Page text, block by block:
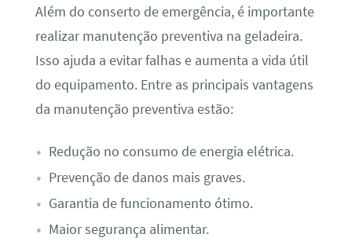
Além do conserto de emergência, é importante
realizar manutenção preventiva na geladeira.
Isso ajuda a evitar falhas e aumenta a vida útil
do equipamento. Entre as principais vantagens
da manutenção preventiva estão:
Redução no consumo de energia elétrica.
Prevenção de danos mais graves.
Garantia de funcionamento ótimo.
Maior segurança alimentar.